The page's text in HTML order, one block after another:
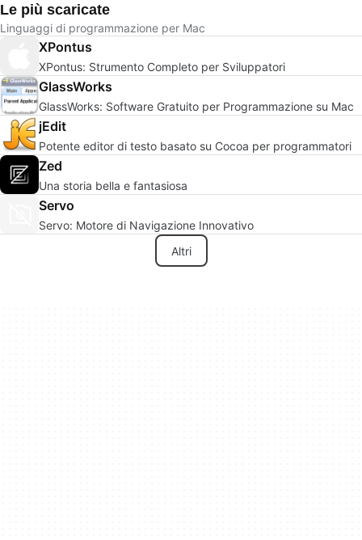
Le più scaricate
Linguaggi di programmazione per Mac
XPontus
XPontus: Strumento Completo per Sviluppatori
GlassWorks
GlassWorks: Software Gratuito per Programmazione su Mac
jEdit
Potente editor di testo basato su Cocoa per programmatori
Zed
Una storia bella e fantasiosa
Servo
Servo: Motore di Navigazione Innovativo
Altri